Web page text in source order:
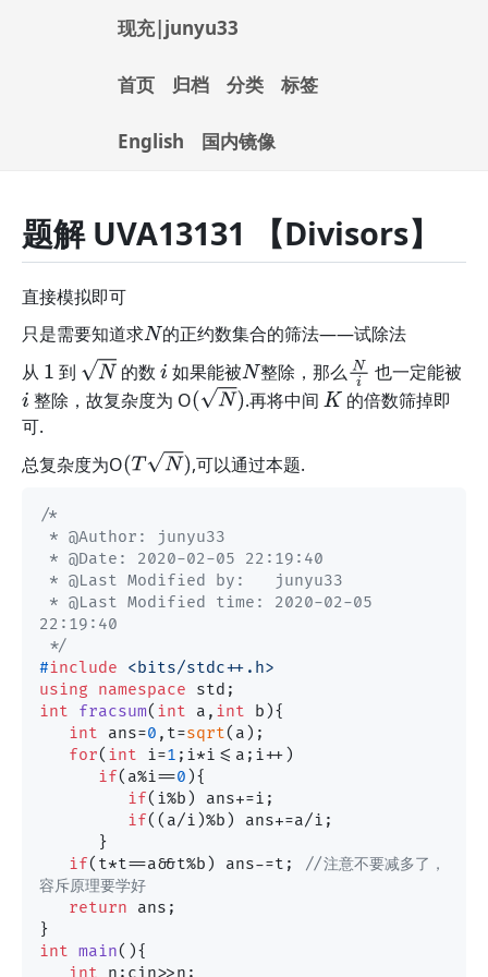
现充|junyu33
首页 归档 分类 标签
English 国内镜像
题解 UVA13131 【Divisors】
直接模拟即可
只是需要知道求N 的正约数集合的筛法——试除法
从 1 到 N 的数i 如果能被N 整除，那么Ni 也一定能被
i 整除，故复杂度为 O(N) .再将中间 K 的倍数筛掉即
可.
总复杂度为O(TN) ,可以通过本题.
/*
22:19:40
*/
#include
<bits/stdc++.h>
using
namespace
int
fracsum( int a, int b){
int ans=0 ,t=sqrt(a);
for( int i=1 ;i*i<=a;i++)
if(a%i==0 ){
if(i%b) ans+=i;
if((a/i)%b) ans+=a/i;
if(t*t==a&&t%b) ans-=t;
//注意不要减多了，
容斥原理要学好
return ans;
int main(){